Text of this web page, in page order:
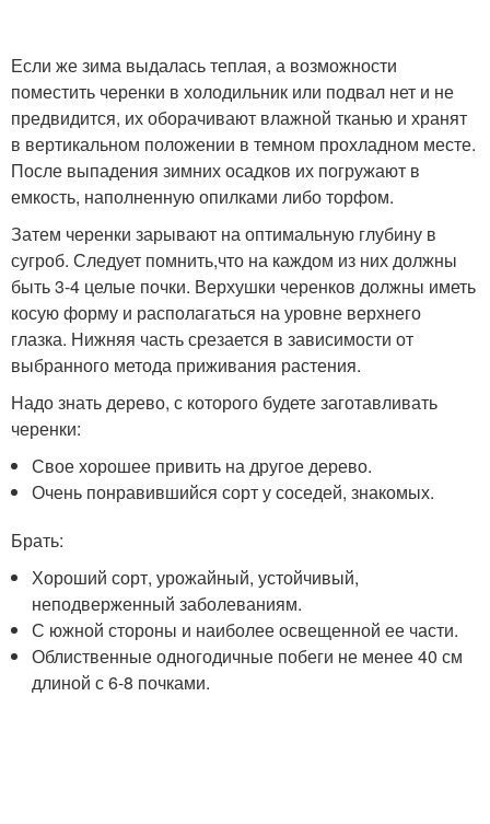
Если же зима выдалась теплая, а возможности
поместить черенки в холодильник или подвал нет и не
предвидится, их оборачивают влажной тканью и хранят
в вертикальном положении в темном прохладном месте.
После выпадения зимних осадков их погружают в
емкость, наполненную опилками либо торфом.
Затем черенки зарывают на оптимальную глубину в
сугроб. Следует помнить,что на каждом из них должны
быть 3-4 целые почки. Верхушки черенков должны иметь
косую форму и располагаться на уровне верхнего
глазка. Нижняя часть срезается в зависимости от
выбранного метода приживания растения.
Надо знать дерево, с которого будете заготавливать
черенки:
Свое хорошее привить на другое дерево.
Очень понравившийся сорт у соседей, знакомых.
Брать:
Хороший сорт, урожайный, устойчивый,
неподверженный заболеваниям.
С южной стороны и наиболее освещенной ее части.
Облиственные одногодичные побеги не менее 40 см
длиной с 6-8 почками.